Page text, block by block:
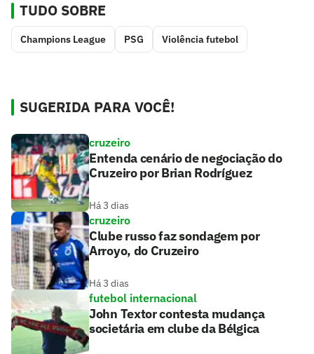
TUDO SOBRE
Champions League PSG Violência futebol
SUGERIDA PARA VOCÊ!
cruzeiro
Entenda cenário de negociação do
Cruzeiro por Brian Rodríguez
Há 3 dias
cruzeiro
Clube russo faz sondagem por
Arroyo, do Cruzeiro
Há 3 dias
futebol internacional
John Textor contesta mudança
societária em clube da Bélgica